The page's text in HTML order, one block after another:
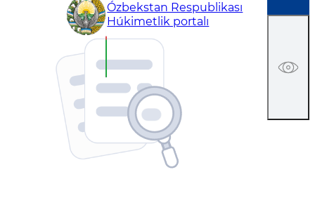
Ózbekstan Respublikası
Húkimetlik portalı